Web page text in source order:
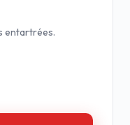
entartrées.